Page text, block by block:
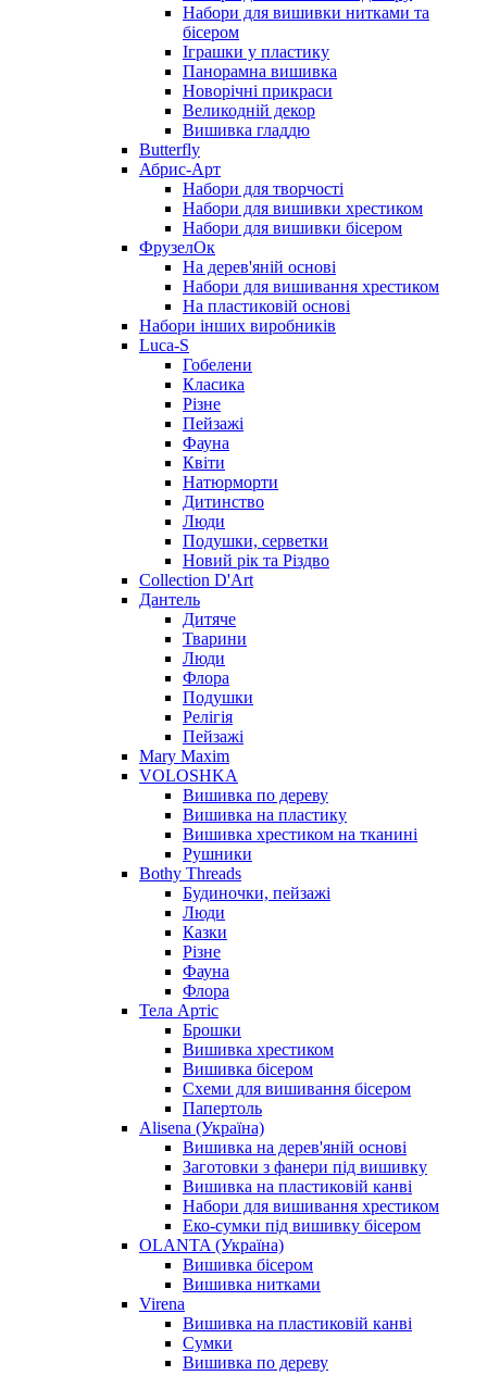
Набори для вишивки нитками та
бісером
Іграшки у пластику
Панорамна вишивка
Новорічні прикраси
Великодній декор
Вишивка гладдю
Butterfly
Абрис-Арт
Набори для творчості
Набори для вишивки хрестиком
Набори для вишивки бісером
ФрузелОк
На дерев'яній основі
Набори для вишивання хрестиком
На пластиковій основі
Набори інших виробників
Luca-S
Гобелени
Класика
Різне
Пейзажі
Фауна
Квіти
Натюрморти
Дитинство
Люди
Подушки, серветки
Новий рік та Різдво
Collection D'Art
Дантель
Дитяче
Тварини
Люди
Флора
Подушки
Релігія
Пейзажі
Mary Maxim
VOLOSHKA
Вишивка по дереву
Вишивка на пластику
Вишивка хрестиком на тканині
Рушники
Bothy Threads
Будиночки, пейзажі
Люди
Казки
Різне
Фауна
Флора
Тела Артіс
Брошки
Вишивка хрестиком
Вишивка бісером
Схеми для вишивання бісером
Папертоль
Alisena (Україна)
Вишивка на дерев'яній основі
Заготовки з фанери під вишивку
Вишивка на пластиковій канві
Набори для вишивання хрестиком
Еко-сумки під вишивку бісером
OLANTA (Україна)
Вишивка бісером
Вишивка нитками
Virena
Вишивка на пластиковій канві
Сумки
Вишивка по дереву